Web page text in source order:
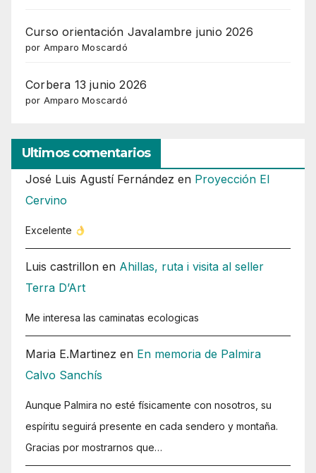
Curso orientación Javalambre junio 2026
por Amparo Moscardó
Corbera 13 junio 2026
por Amparo Moscardó
Ultimos comentarios
José Luis Agustí Fernández en Proyección El
Cervino
Excelente
Luis castrillon en Ahillas, ruta i visita al seller
Terra D’Art
Me interesa las caminatas ecologicas
Maria E.Martinez en En memoria de Palmira
Calvo Sanchís
Aunque Palmira no esté físicamente con nosotros, su
espíritu seguirá presente en cada sendero y montaña.
Gracias por mostrarnos que…